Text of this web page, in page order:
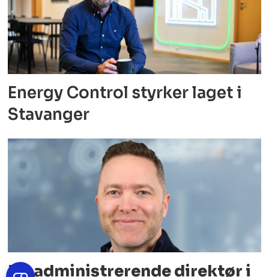
Energy Control styrker laget i
Stavanger
Ny administrerende direktør i